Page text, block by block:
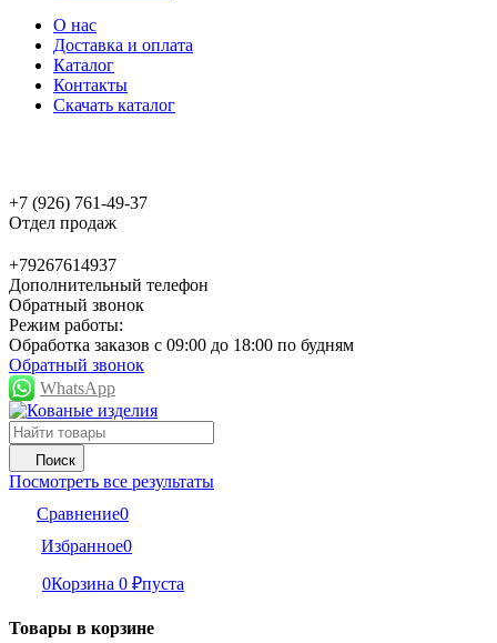
О нас
Доставка и оплата
Каталог
Контакты
Скачать каталог
+7 (926) 761-49-37
Отдел продаж
+79267614937
Дополнительный телефон
Обратный звонок
Режим работы:
Обработка заказов с 09:00 до 18:00 по будням
Обратный звонок
WhatsApp
Поиск
Посмотреть все результаты
Сравнение0
Избранное0
0Корзина 0 ₽пуста
Товары в корзине